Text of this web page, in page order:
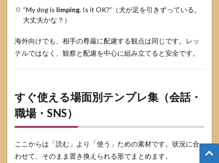
“My dog is limping. Is it OK?”（犬が足を引きずっている。
大丈夫かな？）
海外向けでも、相手の尊厳に配慮する観点は同じです。レッ
テルではなく、観察と配慮を中心に組み立てると安全です。
すぐ使える場面別テンプレ集（会話・
職場・SNS）
ここからは「読む」より「使う」ための素材です。状況に合
わせて、そのまま置き換えられる形でまとめます。